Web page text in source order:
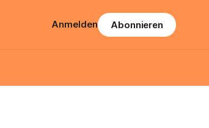
Anmelden Abonnieren